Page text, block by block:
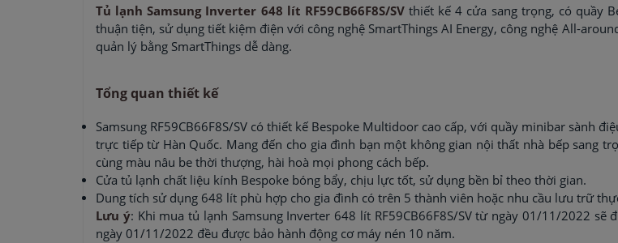
Tủ lạnh Samsung Inverter 648 lít RF59CB66F8S/SVthiết kế 4 cửa sang trọng, có quầy
thuận tiện, sử dụng tiết kiệm điện với công nghệ SmartThings AI Energy, công nghệ All-
quản lý bằng SmartThings dễ dàng.
Tổng quan thiết kế
Samsung RF59CB66F8S/SV có thiết kế Bespoke Multidoor cao cấp, với quầy minibar sành
trực tiếp từ Hàn Quốc. Mang đến cho gia đình bạn một không gian nội thất nhà bếp sang
cùng màu nâu be thời thượng, hài hoà mọi phong cách bếp.
Cửa tủ lạnh chất liệu kính Bespoke bóng bẩy, chịu lực tốt, sử dụng bền bỉ theo thời gian.
Dung tích sử dụng 648 lít phù hợp cho gia đình có trên 5 thành viên hoặc nhu cầu lưu trữ
Lưu ý: Khi mua tủ lạnh Samsung Inverter 648 lít RF59CB66F8S/SV từ ngày 01/11/2022 sẽ
ngày 01/11/2022 đều được bảo hành động cơ máy nén 10 năm.